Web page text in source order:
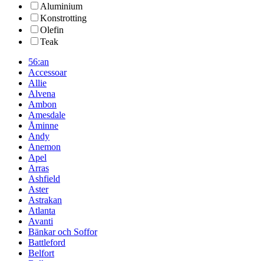
Aluminium
Konstrotting
Olefin
Teak
56:an
Accessoar
Allie
Alvena
Ambon
Amesdale
Åminne
Andy
Anemon
Apel
Arras
Ashfield
Aster
Astrakan
Atlanta
Avanti
Bänkar och Soffor
Battleford
Belfort